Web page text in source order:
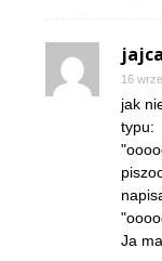
16
jak
typu:
Ja